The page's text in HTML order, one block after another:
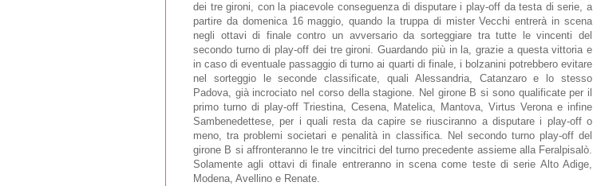
dei tre gironi, con la piacevole conseguenza di disputare i play-off da testa di serie, a
partire da domenica 16 maggio, quando la truppa di mister Vecchi entrerà in scena
negli ottavi di finale contro un avversario da sorteggiare tra tutte le vincenti del
secondo turno di play-off dei tre gironi. Guardando più in la, grazie a questa vittoria e
in caso di eventuale passaggio di turno ai quarti di finale, i bolzanini potrebbero evitare
nel sorteggio le seconde classificate, quali Alessandria, Catanzaro e lo stesso
Padova, già incrociato nel corso della stagione. Nel girone B si sono qualificate per il
primo turno di play-off Triestina, Cesena, Matelica, Mantova, Virtus Verona e infine
Sambenedettese, per i quali resta da capire se riusciranno a disputare i play-off o
meno, tra problemi societari e penalità in classifica. Nel secondo turno play-off del
girone B si affronteranno le tre vincitrici del turno precedente assieme alla Feralpisalò.
Solamente agli ottavi di finale entreranno in scena come teste di serie Alto Adige,
Modena, Avellino e Renate.